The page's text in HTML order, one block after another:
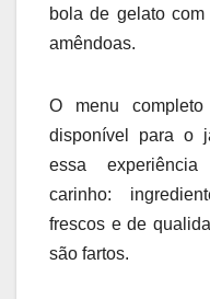
bola de gelato
amêndoas.
O menu
disponível para o
essa
carinho:
frescos e de
são fartos.